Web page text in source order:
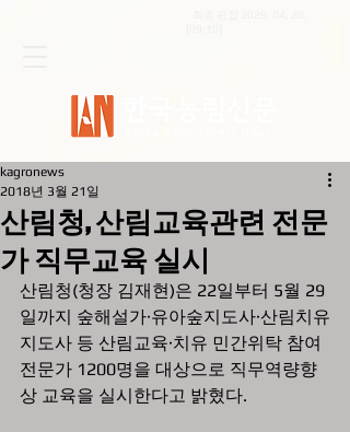
산림청, 산림교육관련 전문
가 직무교육 실시
kagronews
2018년 3월 21일
산림청(청장 김재현)은 22일부터 5월 29
일까지 숲해설가·유아숲지도사·산림치유
지도사 등 산림교육·치유 민간위탁 참여
전문가 1200명을 대상으로 직무역량향
상 교육을 실시한다고 밝혔다.